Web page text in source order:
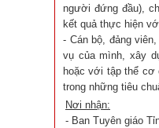
người đứng đầu),
kết quả thực hiện
- Cán bộ, đảng
vụ của mình, xây
hoặc với tập thể cơ
trong những tiêu
Nơi nhận:
- Ban Tuyên giáo